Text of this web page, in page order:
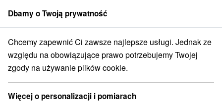
członek grupySorger
Atrakcje na Słowacji Túry a turistické chodníky Kremnické vrchy
Túry a turistické chodníky
Kremnické vrchy
Dbamy o Twoją prywatność
Chcemy zapewnić Ci zawsze najlepsze usługi. Jednak ze
względu na obowiązujące prawo potrzebujemy Twojej
zgody na używanie plików cookie.
Więcej o personalizacji i pomiarach